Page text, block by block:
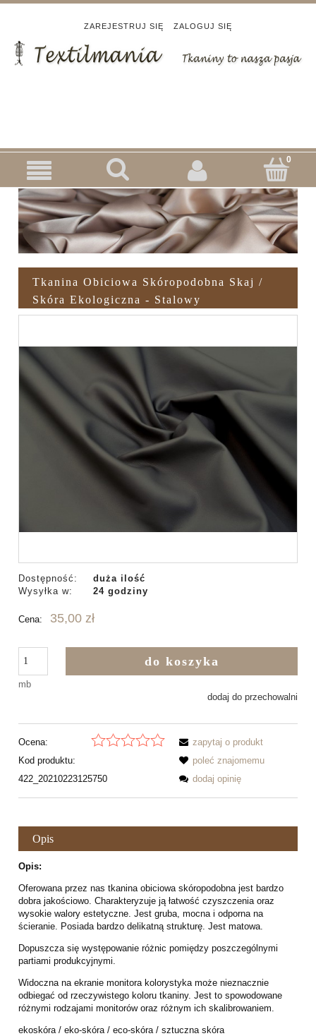
ZAREJESTRUJ SIĘ ZALOGUJ SIĘ
Tkanina Obiciowa Skóropodobna Skaj /
Skóra Ekologiczna - Stalowy
Dostępność:
duża ilość
Wysyłka w:
24 godziny
Cena: 35,00 zł
mb
do koszyka
dodaj do przechowalni
Ocena:
Kod produktu:
422_20210223125750
zapytaj o produkt
poleć znajomemu
dodaj opinię
Opis
Opis:
Oferowana przez nas tkanina obiciowa skóropodobna jest bardzo
dobra jakościowo. Charakteryzuje ją łatwość czyszczenia oraz
wysokie walory estetyczne. Jest gruba, mocna i odporna na
ścieranie. Posiada bardzo delikatną strukturę. Jest matowa.
Dopuszcza się występowanie różnic pomiędzy poszczególnymi
partiami produkcyjnymi.
Widoczna na ekranie monitora kolorystyka może nieznacznie
odbiegać od rzeczywistego koloru tkaniny. Jest to spowodowane
różnymi rodzajami monitorów oraz różnym ich skalibrowaniem.
ekoskóra / eko-skóra / eco-skóra / sztuczna skóra